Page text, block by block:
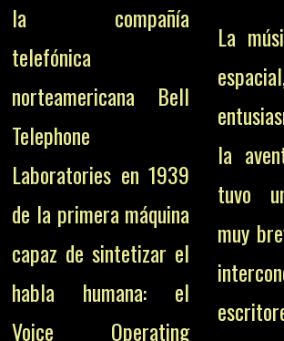
la compañía
telefónica
norteamericana Bell
Telephone
Laboratories en 1939
de la primera máquina
capaz de sintetizar el
habla humana: el
Voice Operating
La
la
tuvo
muy